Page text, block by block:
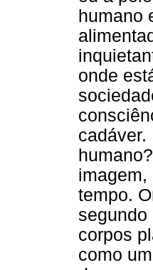
humano
onde
cadáver.
imagem,
tempo.
segundo
corpos
como um